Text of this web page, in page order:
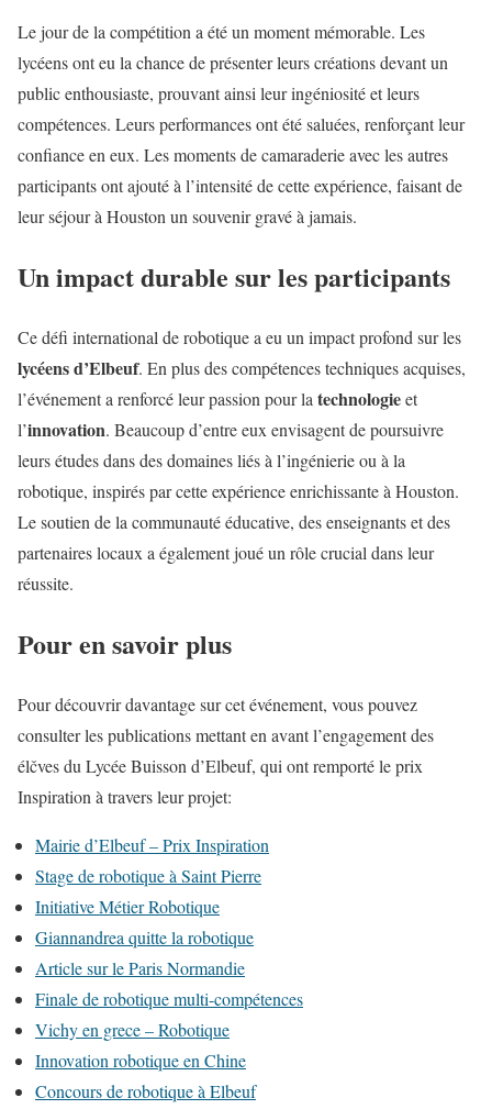
Le jour de la compétition a été un moment mémorable. Les
lycéens ont eu la chance de présenter leurs créations devant un
public enthousiaste, prouvant ainsi leur ingéniosité et leurs
compétences. Leurs performances ont été saluées, renforçant leur
confiance en eux. Les moments de camaraderie avec les autres
participants ont ajouté à l’intensité de cette expérience, faisant de
leur séjour à Houston un souvenir gravé à jamais.
Un impact durable sur les participants
Ce défi international de robotique a eu un impact profond sur les
lycéens d’Elbeuf. En plus des compétences techniques acquises,
l’événement a renforcé leur passion pour la technologieet
l’innovation. Beaucoup d’entre eux envisagent de poursuivre
leurs études dans des domaines liés à l’ingénierie ou à la
robotique, inspirés par cette expérience enrichissante à Houston.
Le soutien de la communauté éducative, des enseignants et des
partenaires locaux a également joué un rôle crucial dans leur
réussite.
Pour en savoir plus
Pour découvrir davantage sur cet événement, vous pouvez
consulter les publications mettant en avant l’engagement des
élčves du Lycée Buisson d’Elbeuf, qui ont remporté le prix
Inspiration à travers leur projet:
Mairie d’Elbeuf – Prix Inspiration
Stage de robotique à Saint Pierre
Initiative Métier Robotique
Giannandrea quitte la robotique
Article sur le Paris Normandie
Finale de robotique multi-compétences
Vichy en grece – Robotique
Innovation robotique en Chine
Concours de robotique à Elbeuf